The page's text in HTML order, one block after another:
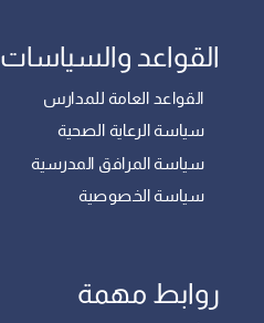
القواعد والسياسات
القواعد العامة للمدارس
سياسة الرعاية الصحية
سياسة المرافق المدرسية
سياسة الخصوصية
روابط مهمة